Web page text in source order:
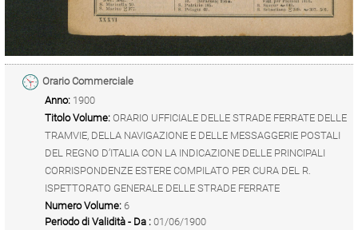
Orario Commerciale
Anno: 1900
Titolo Volume: ORARIO UFFICIALE DELLE STRADE FERRATE DELLE
TRAMVIE, DELLA NAVIGAZIONE E DELLE MESSAGGERIE POSTALI
DEL REGNO D’ITALIA CON LA INDICAZIONE DELLE PRINCIPALI
CORRISPONDENZE ESTERE COMPILATO PER CURA DEL R.
ISPETTORATO GENERALE DELLE STRADE FERRATE
Numero Volume: 6
Periodo di Validità - Da : 01/06/1900